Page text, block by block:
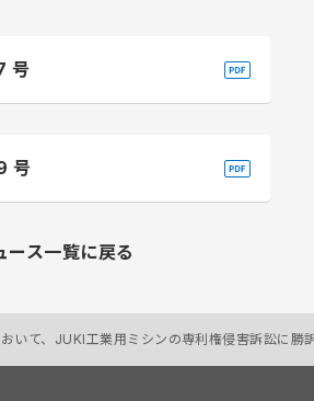
号
号
ース一覧に戻る
いて、JUKI工業用ミシンの専利権侵害訴訟に勝